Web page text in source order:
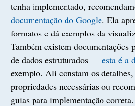
tenha implementado,
documentação do Google. Ela
formatos e dá exemplos da
Também existem documentações
de dados estruturados —esta é a
exemplo. Ali constam os
propriedades necessárias ou
guias para implementação correta.